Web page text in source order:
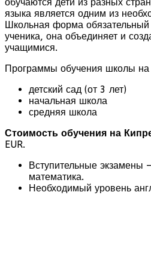
языка является одним из
Школьная форма обязательный
ученика, она объединяет и
учащимися.
Программы обучения школы на
детский сад (от 3 лет)
начальная школа
средняя школа
Стоимость обучения на
EUR.
Вступительные экзамены
математика.
Необходимый уровень